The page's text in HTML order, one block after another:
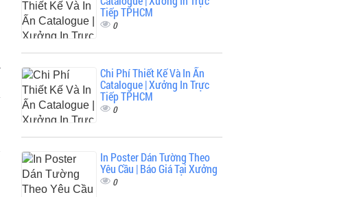
Tiếp TPHCM
0
Chi Phí Thiết Kế Và In Ấn
Catalogue | Xưởng In Trực
Tiếp TPHCM
0
In Poster Dán Tường Theo
Yêu Cầu | Báo Giá Tại Xưởng
0